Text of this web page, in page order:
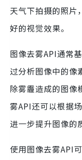
天气下拍摄的照片
好的视觉效果。
图像去雾API通常
过分析图像中的像
除雾霾造成的图像
雾API还可以根据
进一步提升图像的
使用图像去雾API